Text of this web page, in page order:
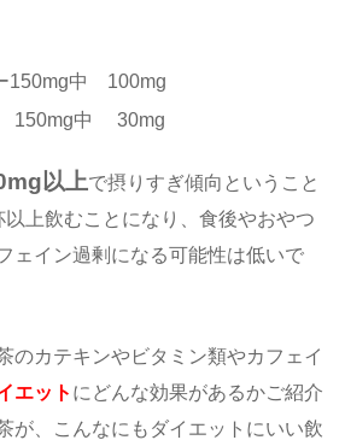
150mg中 100mg
中 30mg
以上で摂りすぎ傾向ということ
上飲むことになり、食後やおやつ
ェイン過剰になる可能性は低いで
のカテキンやビタミン類やカフェイ
エット にどんな効果があるかご紹介
が、こんなにもダイエットにいい飲